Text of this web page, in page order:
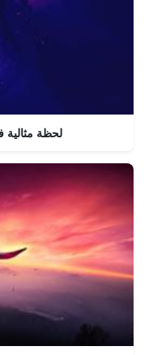
لحظة مثالية